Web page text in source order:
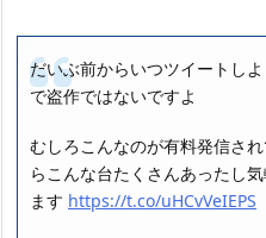
だいぶ前からいつツイートし
で盗作ではないですよ
むしろこんなのが有料発信さ
らこんな台たくさんあったし
ます https://t.co/uHCvVeIEPS